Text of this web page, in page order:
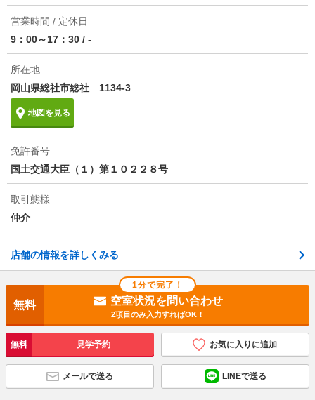
営業時間 / 定休日
9：00～17：30 / -
所在地
岡山県総社市総社 1134-3
地図を見る
免許番号
国土交通大臣（１）第１０２２８号
取引態様
仲介
店舗の情報を詳しくみる
1分で完了！
無料 空室状況を問い合わせ
2項目のみ入力すればOK！
無料 見学予約 お気に入りに追加
メールで送る LINEで送る